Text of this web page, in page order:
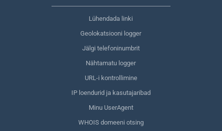
Lühendada linki
Geolokatsiooni logger
Jälgi telefoninumbrit
Nähtamatu logger
URL-i kontrollimine
IP loendurid ja kasutajaribad
Minu UserAgent
WHOIS domeeni otsing